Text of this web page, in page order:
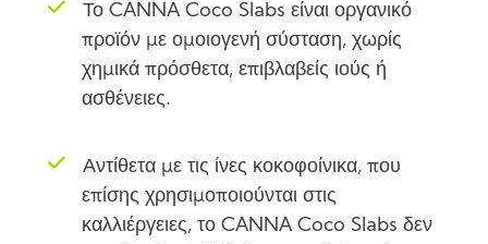
Το CANNA Coco Slabs είναι οργανικό
προϊόν με ομοιογενή σύσταση, χωρίς
χημικά πρόσθετα, επιβλαβείς ιούς ή
ασθένειες.
Αντίθετα με τις ίνες κοκοφοίνικα, που
επίσης χρησιμοποιούνται στις
καλλιέργειες, το CANNA Coco Slabs δεν